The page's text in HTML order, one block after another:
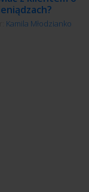
Kamila Młodzianko